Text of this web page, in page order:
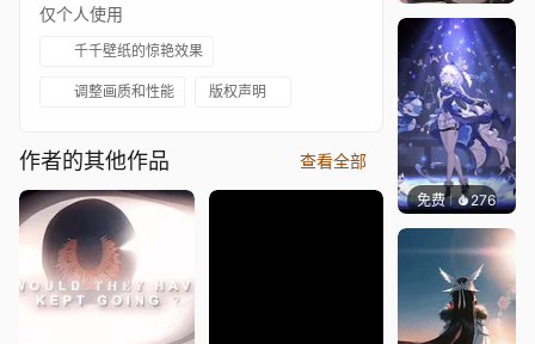
仅个人使用
千千壁纸的惊艳效果
调整画质和性能 版权声明
作者的其他作品 查看全部
免费 276Yukin